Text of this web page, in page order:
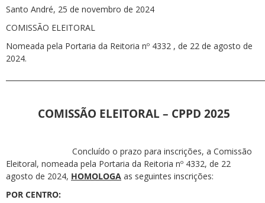
Santo André, 25 de novembro de 2024
COMISSÃO ELEITORAL
Nomeada pela Portaria da Reitoria nº 4332 , de 22 de agosto de
2024.
COMISSÃO ELEITORAL – CPPD 2025
Concluído o prazo para inscrições, a Comissão
Eleitoral, nomeada pela Portaria da Reitoria nº 4332, de 22
agosto de 2024, HOMOLOGA as seguintes inscrições:
POR CENTRO: